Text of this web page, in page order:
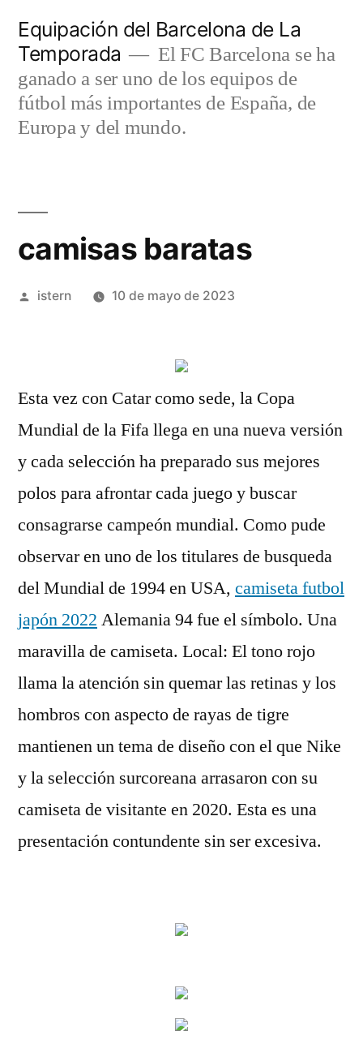
contenido
Equipación del Barcelona de La
Temporada
El FC Barcelona se ha
ganado a ser uno de los equipos de
fútbol más importantes de España, de
Europa y del mundo.
camisas baratas
Publicado
istern 10 de mayo de 2023
Esta vez con Catar como sede, la Copa
Mundial de la Fifa llega en una nueva versión
y cada selección ha preparado sus mejores
polos para afrontar cada juego y buscar
consagrarse campeón mundial. Como pude
observar en uno de los titulares de busqueda
del Mundial de 1994 en USA, camiseta futbol
japón 2022 Alemania 94 fue el símbolo. Una
maravilla de camiseta. Local: El tono rojo
llama la atención sin quemar las retinas y los
hombros con aspecto de rayas de tigre
mantienen un tema de diseño con el que Nike
y la selección surcoreana arrasaron con su
camiseta de visitante en 2020. Esta es una
presentación contundente sin ser excesiva.